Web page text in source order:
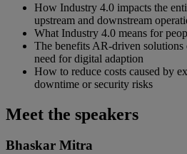
How Industry 4.0 impacts the
upstream and downstream
What Industry 4.0 means for
The benefits AR-driven solutions
need for digital adaption
How to reduce costs caused by
downtime or security risks
Meet the speakers
Bhaskar Mitra